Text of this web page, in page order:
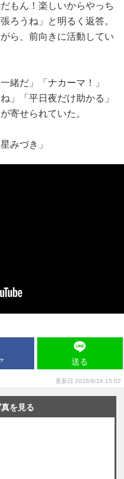
もん！楽しいからやっち
ろうね」と明るく返答。
ら、前向きに活動してい
緒だ」「ナカーマ！」
」「平日夜だけ助かる」
寄せられていた。
みづき」
送る
更新日 2026/6/16 15:02
を見る